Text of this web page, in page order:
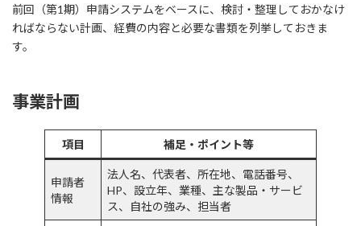
前回（第1期）申請システムをベースに、検討・整理しておかなけ
ればならない計画、経費の内容と必要な書類を列挙しておきま
す。
事業計画
項目 補足・ポイント等
申請者
情報
法人名、代表者、所在地、電話番号、
HP、設立年、業種、主な製品・サービ
ス、自社の強み、担当者